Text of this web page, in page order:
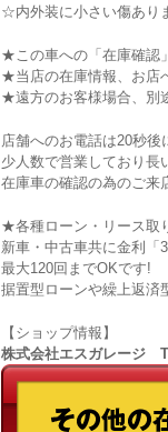
☆内外装に小さい傷あり
★この車への「在庫確認
★当店の在庫情報、お店
★遠方のお客様場合、別
店舗へのお電話は20秒後
少人数で営業しており長
在庫車の確認の為のご来
★各種ローン・リース取
新車・中古車共に金利「
最大120回までOKです!
据置型ローンや繰上返済
【ショップ情報】
株式会社エスガレージ